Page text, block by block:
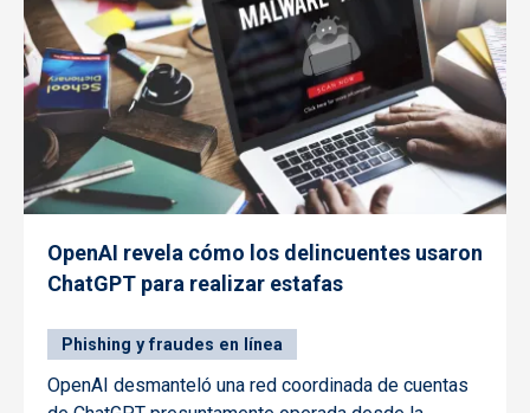
OpenAI revela cómo los delincuentes usaron
ChatGPT para realizar estafas
Phishing y fraudes en línea
OpenAI desmanteló una red coordinada de cuentas